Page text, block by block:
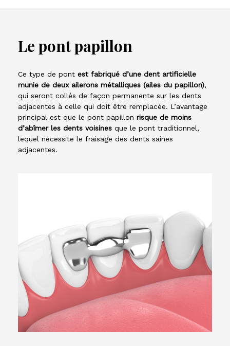
Le pont papillon
Ce type de pont est fabriqué d’une dent artificielle
munie de deux ailerons métalliques (ailes du papillon),
qui seront collés de façon permanente sur les dents
adjacentes à celle qui doit être remplacée. L’avantage
principal est que le pont papillon risque de moins
d’abîmer les dents voisines que le pont traditionnel,
lequel nécessite le fraisage des dents saines
adjacentes.